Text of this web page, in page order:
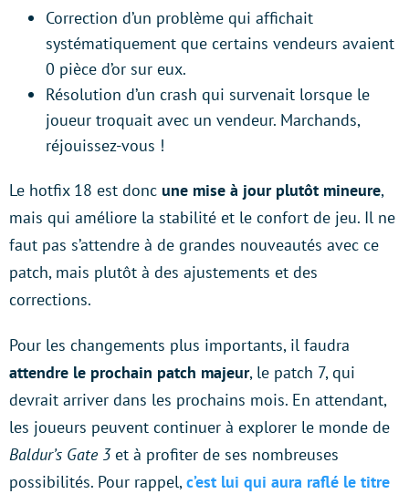
Correction d’un problème qui affichait
systématiquement que certains vendeurs avaient
0 pièce d’or sur eux.
Résolution d’un crash qui survenait lorsque le
joueur troquait avec un vendeur. Marchands,
réjouissez-vous !
Le hotfix 18 est donc une mise à jour plutôt mineure,
mais qui améliore la stabilité et le confort de jeu. Il ne
faut pas s’attendre à de grandes nouveautés avec ce
patch, mais plutôt à des ajustements et des
corrections.
Pour les changements plus importants, il faudra
attendre le prochain patch majeur, le patch 7, qui
devrait arriver dans les prochains mois. En attendant,
les joueurs peuvent continuer à explorer le monde de
Baldur’s Gate 3et à profiter de ses nombreuses
possibilités. Pour rappel,c’est lui qui aura raflé le titre